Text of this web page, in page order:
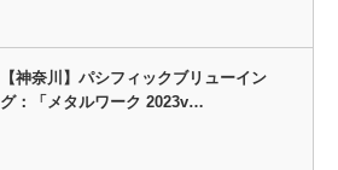
【神奈川】パシフィックブリューイン
グ：「メタルワーク 2023v…